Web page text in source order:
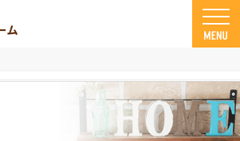
ーム
安心の一戸建て｜アセットホーム